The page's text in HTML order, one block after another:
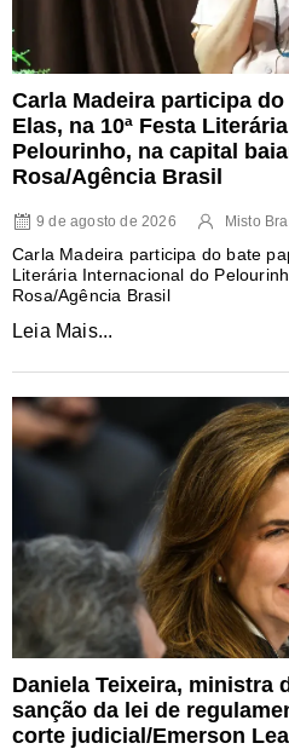
Carla Madeira participa
Elas, na 10ª Festa
Pelourinho, na capital
Rosa/Agência Brasil
9 de agosto de 2026 Misto
Carla Madeira participa do bate
Literária Internacional do
Rosa/Agência Brasil
Leia Mais...
Daniela Teixeira, ministra
sanção da lei de
corte judicial/Emerson